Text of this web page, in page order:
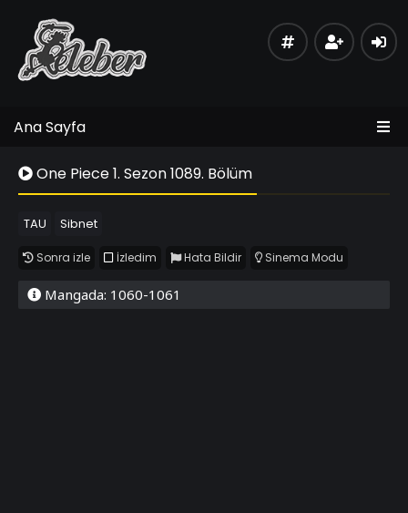
Ana Sayfa
One Piece 1. Sezon 1089. Bölüm
TAU Sibnet
Sonra izle İzledim Hata Bildir Sinema Modu
Mangada: 1060-1061